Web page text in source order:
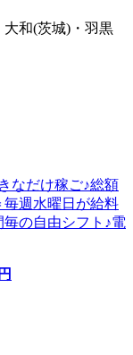
和(茨城)・羽黒
なだけ稼ご♪総額
週水曜日が給料
の自由シフト♪電
円